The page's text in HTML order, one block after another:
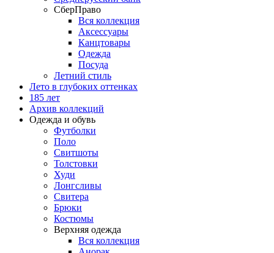
СберПраво
Вся коллекция
Аксессуары
Канцтовары
Одежда
Посуда
Летний стиль
Лето в глубоких оттенках
185 лет
Архив коллекций
Одежда и обувь
Футболки
Поло
Свитшоты
Толстовки
Худи
Лонгсливы
Свитера
Брюки
Костюмы
Верхняя одежда
Вся коллекция